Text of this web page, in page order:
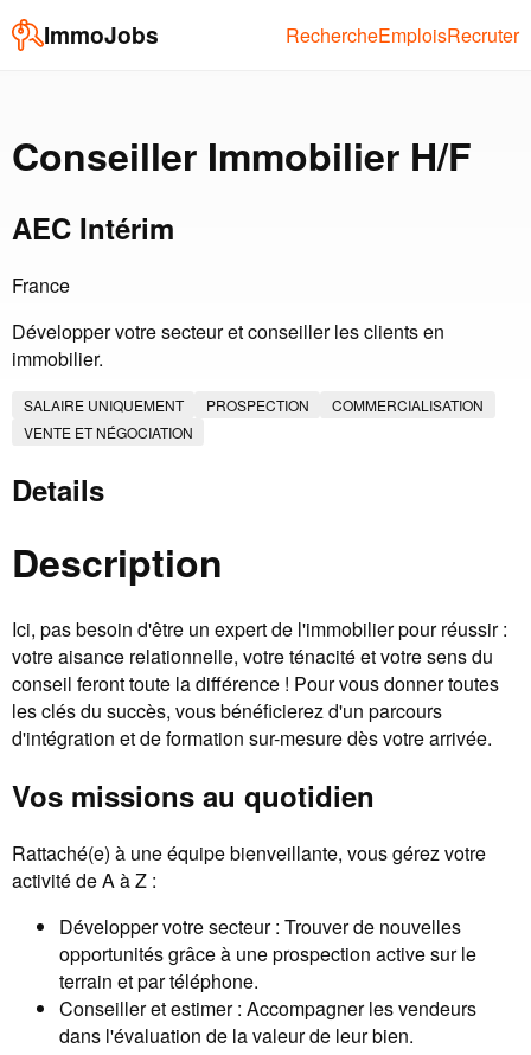
ImmoJobs RechercheEmploisRecruter
Conseiller Immobilier H/F
AEC Intérim
France
Développer votre secteur et conseiller les clients en
immobilier.
SALAIRE UNIQUEMENT PROSPECTION
COMMERCIALISATION
VENTE ET NÉGOCIATION
Details
Description
Ici, pas besoin d'être un expert de l'immobilier pour réussir :
votre aisance relationnelle, votre ténacité et votre sens du
conseil feront toute la différence ! Pour vous donner toutes
les clés du succès, vous bénéficierez d'un parcours
d'intégration et de formation sur-mesure dès votre arrivée.
Vos missions au quotidien
Rattaché(e) à une équipe bienveillante, vous gérez votre
activité de A à Z :
Développer votre secteur : Trouver de nouvelles
opportunités grâce à une prospection active sur le
terrain et par téléphone.
Conseiller et estimer : Accompagner les vendeurs
dans l'évaluation de la valeur de leur bien.